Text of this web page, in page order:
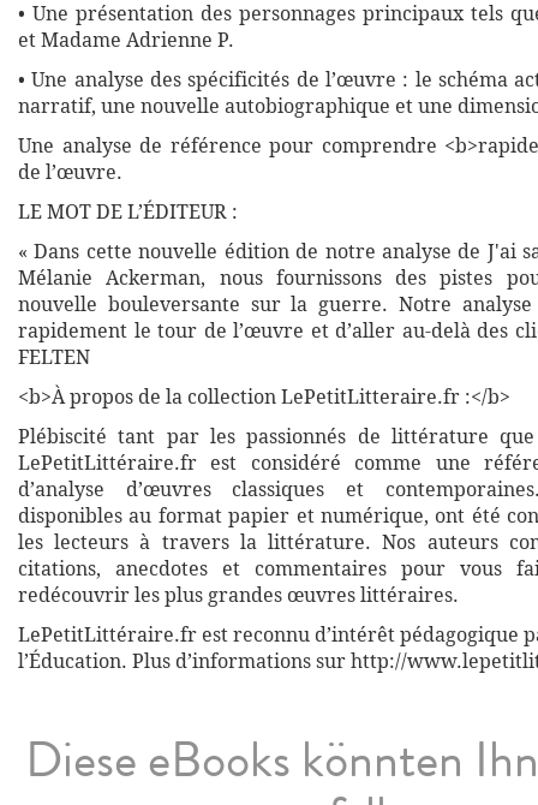
• Une présentation des personnages principaux tels
et Madame Adrienne P.
• Une analyse des spécificités de l’œuvre : le schéma
narratif, une nouvelle autobiographique et une
Une analyse de référence pour comprendre
de l’œuvre.
LE MOT DE L’ÉDITEUR :
« Dans cette nouvelle édition de notre analyse de J'ai
Mélanie Ackerman, nous fournissons des pistes
nouvelle bouleversante sur la guerre. Notre
rapidement le tour de l’œuvre et d’aller au-delà des
FELTEN
<b>À propos de la collection LePetitLitteraire.fr :</b>
Plébiscité tant par les passionnés de littérature
LePetitLittéraire.fr est considéré comme une
d’analyse d’œuvres classiques et
disponibles au format papier et numérique, ont été
les lecteurs à travers la littérature. Nos auteurs
citations, anecdotes et commentaires pour vous
redécouvrir les plus grandes œuvres littéraires.
LePetitLittéraire.fr est reconnu d’intérêt pédagogique
l’Éducation. Plus d’informations sur http://
Diese eBooks könnten